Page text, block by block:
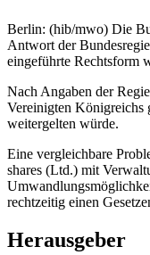
Berlin: (hib/mwo) Die
Antwort der
eingeführte Rechtsform
Nach Angaben der
Vereinigten Königreichs
weitergelten würde.
Eine vergleichbare
shares (Ltd.) mit
rechtzeitig einen
Herausgeber